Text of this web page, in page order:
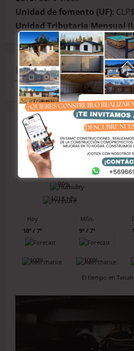
Unidad de fomento (UF):
Unidad Tributaria Mensual
EL CLIMA
99%
1018 hPa
Hoy
10º / 7º
100%
Mñn.
9º / 7º
100%
El tiempo en